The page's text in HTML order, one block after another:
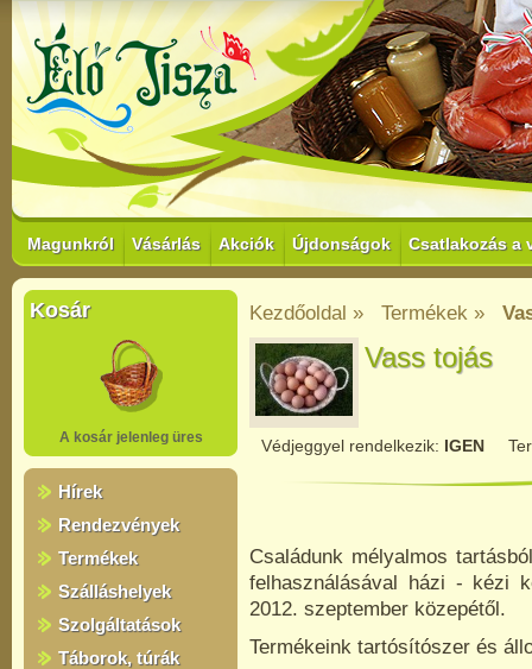
Magunkról Vásárlás Akciók Újdonságok Csatlakozás a
Kosár
A kosár jelenleg üres
Hírek
Rendezvények
Termékek
Szálláshelyek
Szolgáltatások
Táborok, túrák
Kezdőoldal » Termékek »
Vass tojás
Védjeggyel rendelkezik: IGEN
Családunk mélyalmos
felhasználásával házi - kézi
2012. szeptember közepétől.
Termékeink tartósítószer és